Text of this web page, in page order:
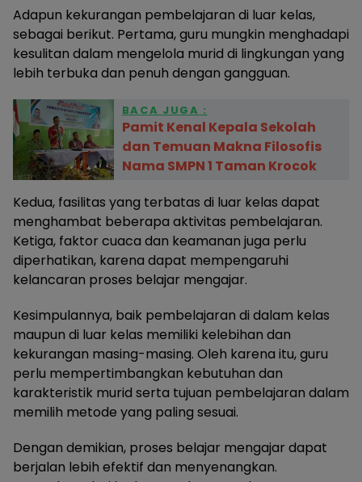
Adapun kekurangan pembelajaran di luar kelas,
sebagai berikut. Pertama, guru mungkin menghadapi
kesulitan dalam mengelola murid di lingkungan yang
lebih terbuka dan penuh dengan gangguan.
BACA JUGA :
Pamit Kenal Kepala Sekolah
dan Temuan Makna Filosofis
Nama SMPN 1 Taman Krocok
Kedua, fasilitas yang terbatas di luar kelas dapat
menghambat beberapa aktivitas pembelajaran.
Ketiga, faktor cuaca dan keamanan juga perlu
diperhatikan, karena dapat mempengaruhi
kelancaran proses belajar mengajar.
Kesimpulannya, baik pembelajaran di dalam kelas
maupun di luar kelas memiliki kelebihan dan
kekurangan masing-masing. Oleh karena itu, guru
perlu mempertimbangkan kebutuhan dan
karakteristik murid serta tujuan pembelajaran dalam
memilih metode yang paling sesuai.
Dengan demikian, proses belajar mengajar dapat
berjalan lebih efektif dan menyenangkan.